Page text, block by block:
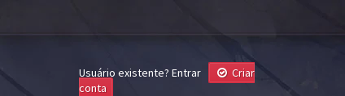
Usuário existente? Entrar
Criar
conta